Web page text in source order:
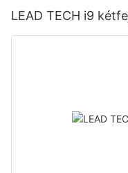
LEAD TECH i9